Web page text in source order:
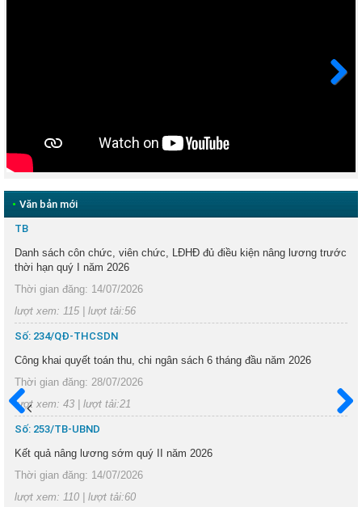
Trước
• Văn bản mới
TB
Danh sách côn chức, viên chức, LĐHĐ đủ điều kiện nâng lương trước
thời hạn quý I năm 2026
Thời gian đăng: 14/07/2026
lượt xem: 115 | lượt tải:56
Số: 234/QĐ-THCSDN
Công khai quyết toán thu, chi ngân sách 6 tháng đầu năm 2026
Thời gian đăng: 28/07/2026
lượt xem: 43 | lượt tải:21
Số: 253/TB-UBND
Kết quả nâng lương sớm quý II năm 2026
Thời gian đăng: 14/07/2026
lượt xem: 110 | lượt tải:60